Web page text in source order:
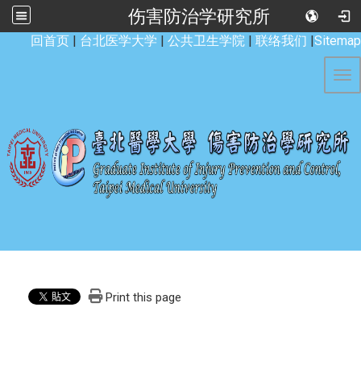
伤害防治学研究所
回首页 | 台北医学大学 | 公共卫生学院 | 联络我们 |Sitemap
Print this page